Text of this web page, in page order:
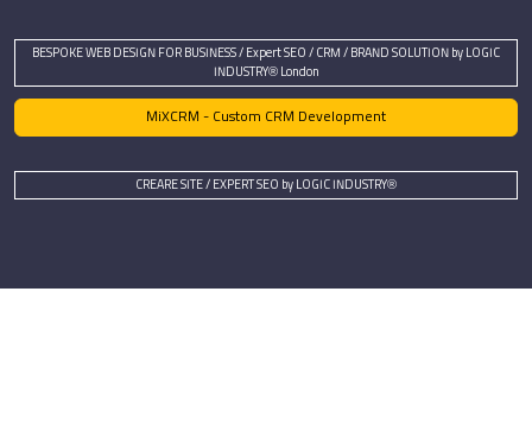
BESPOKE WEB DESIGN FOR BUSINESS / Expert SEO / CRM / BRAND SOLUTION by LOGIC
INDUSTRY® London
MiXCRM - Custom CRM Development
CREARE SITE / EXPERT SEO by LOGIC INDUSTRY®